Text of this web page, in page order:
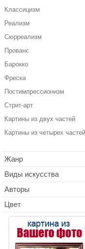
Классицизм
Реализм
Сюрреализм
Прованс
Барокко
Фреска
Постимпрессионизм
Стрит-арт
Картины из двух частей
Картины из четырех частей
Жанр
Виды искусства
Авторы
Цвет